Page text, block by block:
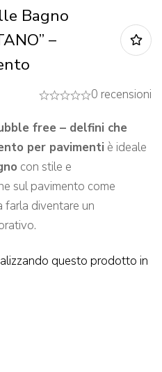
Bagno
–
0 recensioni
free – delfini che
per pavimenti è ideale
con stile e
sul pavimento come
farla diventare un
questo prodotto in